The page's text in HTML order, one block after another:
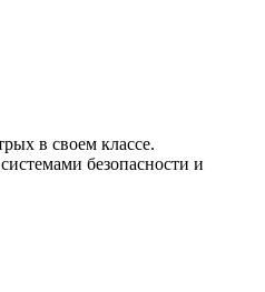
в своем классе.
безопасности и